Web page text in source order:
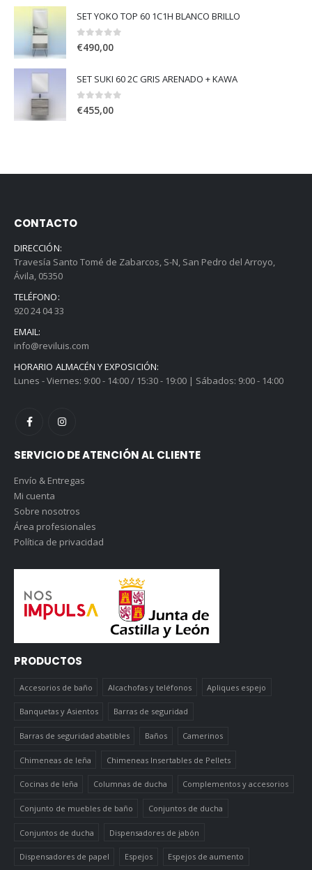
SET YOKO TOP 60 1C1H BLANCO BRILLO
0 out of 5
€490,00
SET SUKI 60 2C GRIS ARENADO + KAWA
0 out of 5
€455,00
CONTACTO
DIRECCIÓN:
Travesía Santo Tomé de Zabarcos, S-N, San Pedro del Arroyo,
Ávila, 05350
TELÉFONO:
920 24 04 33
EMAIL:
info@reviluis.com
HORARIO ALMACÉN Y EXPOSICIÓN:
Lunes - Viernes: 9:00 - 14:00 / 15:30 - 19:00 | Sábados: 9:00 - 14:00
SERVICIO DE ATENCIÓN AL CLIENTE
Envío & Entregas
Mi cuenta
Sobre nosotros
Área profesionales
Política de privacidad
PRODUCTOS
Accesorios de baño Alcachofas y teléfonos Apliques espejo
Banquetas y Asientos Barras de seguridad
Barras de seguridad abatibles Baños Camerinos
Chimeneas de leña Chimeneas Insertables de Pellets
Cocinas de leña Columnas de ducha Complementos y accesorios
Conjunto de muebles de baño Conjuntos de ducha
Conjuntos de ducha Dispensadores de jabón
Dispensadores de papel Espejos Espejos de aumento